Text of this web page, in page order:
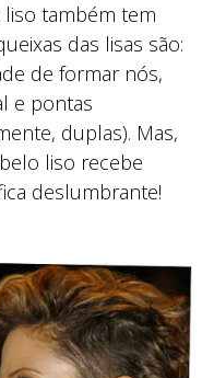
também tem
das lisas são:
de formar nós,
e pontas
duplas). Mas,
liso recebe
deslumbrante!